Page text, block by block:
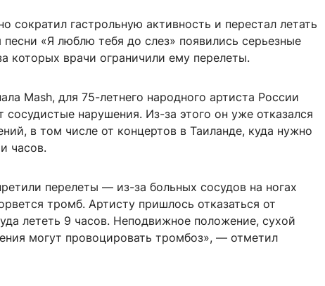
сократил гастрольную активность и перестал летать
«Я люблю тебя до слез» появились серьезные
которых врачи ограничили ему перелеты.
Mash, для 75-летнего народного артиста России
сосудистые нарушения. Из-за этого он уже отказался
в том числе от концертов в Таиланде, куда нужно
часов.
перелеты — из-за больных сосудов на ногах
тромб. Артисту пришлось отказаться от
лететь 9 часов. Неподвижное положение, сухой
могут провоцировать тромбоз», — отметил